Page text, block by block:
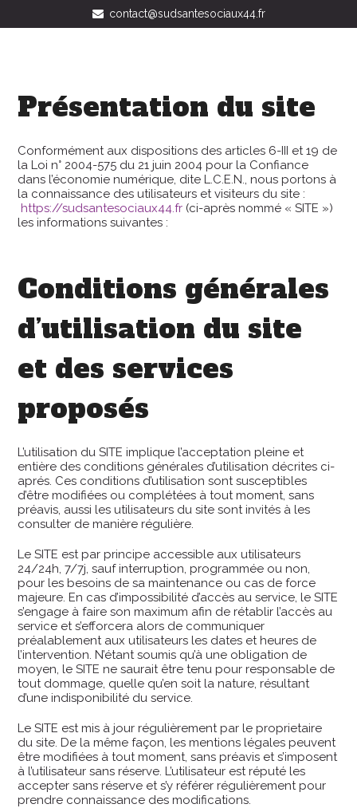
contact@sudsantesociaux44.fr
Présentation du site
Conformément aux dispositions des articles 6-III et 19 de
la Loi n° 2004-575 du 21 juin 2004 pour la Confiance
dans l’économie numérique, dite L.C.E.N., nous portons à
la connaissance des utilisateurs et visiteurs du site :
https://sudsantesociaux44.fr (ci-après nommé « SITE »)
les informations suivantes :
Conditions générales
d’utilisation du site
et des services
proposés
L’utilisation du SITE implique l’acceptation pleine et
entière des conditions générales d’utilisation décrites ci-
aprés. Ces conditions d’utilisation sont susceptibles
d’être modifiées ou complétées à tout moment, sans
préavis, aussi les utilisateurs du site sont invités à les
consulter de manière régulière.
Le SITE est par principe accessible aux utilisateurs
24/24h, 7/7j, sauf interruption, programmée ou non,
pour les besoins de sa maintenance ou cas de force
majeure. En cas d’impossibilité d’accès au service, le SITE
s’engage à faire son maximum afin de rétablir l’accès au
service et s’efforcera alors de communiquer
préalablement aux utilisateurs les dates et heures de
l’intervention. N’étant soumis qu’à une obligation de
moyen, le SITE ne saurait être tenu pour responsable de
tout dommage, quelle qu’en soit la nature, résultant
d’une indisponibilité du service.
Le SITE est mis à jour régulièrement par le proprietaire
du site. De la même façon, les mentions légales peuvent
être modifiées à tout moment, sans préavis et s’imposent
à l’utilisateur sans réserve. L’utilisateur est réputé les
accepter sans réserve et s’y référer régulièrement pour
prendre connaissance des modifications.